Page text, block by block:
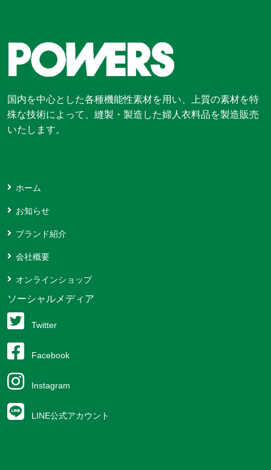
国内を中心とした各種機能性素材を用い、上質の素材を特
殊な技術によって、縫製・製造した婦人衣料品を製造販売
いたします。
ホーム
お知らせ
ブランド紹介
会社概要
オンラインショップ
ソーシャルメディア
Twitter
Facebook
Instagram
LINE公式アカウント